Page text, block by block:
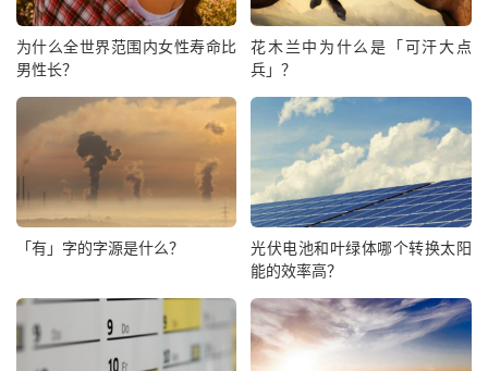
为什么全世界范围内女性寿命比
男性长？
花木兰中为什么是「可汗大点
兵」？
「有」字的字源是什么？
光伏电池和叶绿体哪个转换太阳
能的效率高？